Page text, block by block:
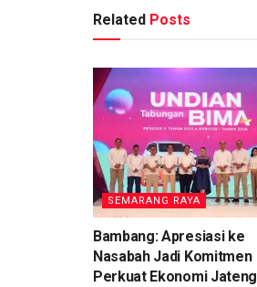
Related Posts
SEMARANG RAYA
Bambang: Apresiasi ke
Nasabah Jadi Komitmen
Perkuat Ekonomi Jateng